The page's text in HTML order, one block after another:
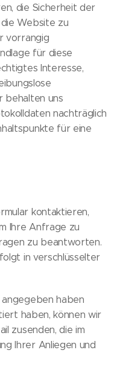
die Sicherheit der
Website zu
vorrangig
für diese
Interesse,
behalten uns
nachträglich
für eine
kontaktieren,
Ihre Anfrage zu
zu beantworten.
in verschlüsselter
angegeben haben
haben, können wir
zusenden, die im
Ihrer Anliegen und